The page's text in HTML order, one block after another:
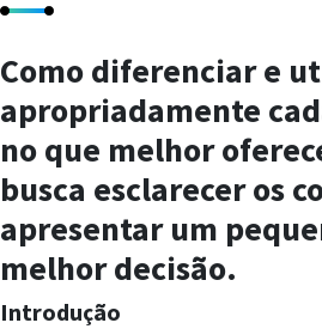
Como diferenciar e
apropriadamente
no que melhor
busca esclarecer os
apresentar um
melhor decisão.
Introdução